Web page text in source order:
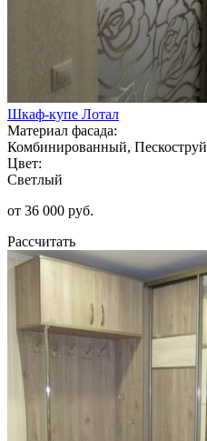
Шкаф-купе Лотал
Материал фасада:
Комбинированный, Пескоструй
Цвет:
Светлый
от 36 000 руб.
Рассчитать